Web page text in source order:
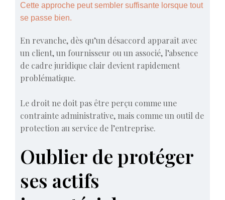
Cette approche peut sembler suffisante lorsque tout
se passe bien.
En revanche, dès qu’un désaccord apparaît avec
un client, un fournisseur ou un associé, l’absence
de cadre juridique clair devient rapidement
problématique.
Le droit ne doit pas être perçu comme une
contrainte administrative, mais comme un outil de
protection au service de l’entreprise.
Oublier de protéger
ses actifs